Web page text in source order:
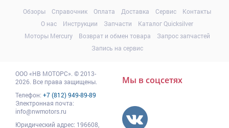
Обзоры Справочник Оплата Доставка Сервис
Контакты
О нас
Инструкции Запчасти
Каталог Quicksilver
Моторы Mercury
Возврат и обмен товара
Запрос запчастей
Запись на сервис
ООО«НВ МОТОРС» © 2013-
2026. Все права защищены.
Телефон: +7 (812) 949-89-89
Электронная почта:
info@nwmotors.ru
Юридический адрес: 196608
Мы в соцсетях